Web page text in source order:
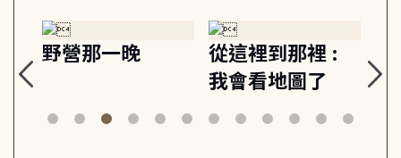
野營那一晚
從這裡到那裡 :
我會看地圖了
美